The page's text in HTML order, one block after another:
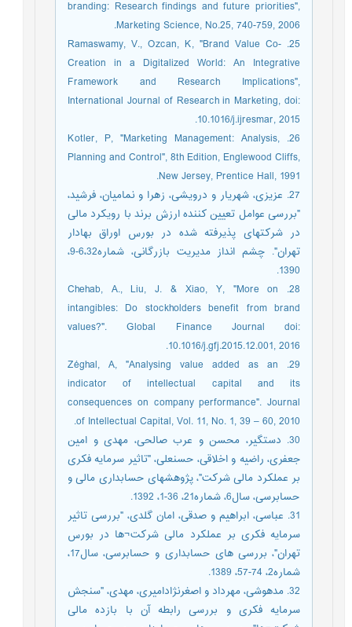
branding: Research findings and future priorities",
Marketing Science, No.25, 740-759, 2006.
25. Ramaswamy, V., Ozcan, K, "Brand Value Co-
Creation in a Digitalized World: An Integrative
Framework and Research Implications",
International Journal of Research in Marketing, doi:
10.1016/j.ijresmar, 2015.
26. Kotler, P, "Marketing Management: Analysis,
Planning and Control", 8th Edition, Englewood Cliffs,
New Jersey, Prentice Hall, 1991.
27. عزیزی، شهریار و درویشی، زهرا و نمامیان، فرشید،
"بررسی عوامل تعیین کننده ارزش برند با رویکرد مالی
در شرکتهای پذیرفته شده در بورس اوراق بهادار
تهران". چشم انداز مدیریت بازرگانی، شماره6،32-9،
1390.
28. Chehab, A., Liu, J. & Xiao, Y, "More on
intangibles: Do stockholders benefit from brand
values?". Global Finance Journal doi:
10.1016/j.gfj.2015.12.001, 2016.
29. Zéghal, A, "Analysing value added as an
indicator of intellectual capital and its
consequences on company performance". Journal
of Intellectual Capital, Vol. 11, No. 1, 39 – 60, 2010.
30. دستگیر، محسن و عرب صالحی، مهدی و امین
جعفری، راضیه و اخلاقی، حسنعلی، "تاثیر سرمایه فکری
بر عملکرد مالی شرکت"، پژوهشهای حسابداری مالی و
حسابرسی، سال6، شماره21، 36-1، 1392.
31. عباسی، ابراهیم و صدقی، امان گلدی، "بررسی تاثیر
سرمایه فکری بر عملکرد مالی شرکت¬ها در بورس
تهران"، بررسی های حسابداری و حسابرسی، سال17،
شماره2، 74-57، 1389.
32. مدهوشی، مهرداد و اصغرنژادامیری، مهدی، "سنجش
سرمایه فکری و بررسی رابطه آن با بازده مالی